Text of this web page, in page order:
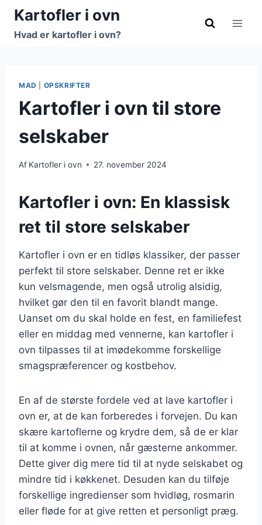
Fortsæt
indhold
Kartofler i ovn
Hvad er kartofler i ovn?
MAD OPSKRIFTER
Kartofler i ovn til store
selskaber
Af Kartofler i ovn 27. november 2024
Kartofler i ovn: En klassisk
ret til store selskaber
Kartofler i ovn er en tidløs klassiker, der passer
perfekt til store selskaber. Denne ret er ikke
kun velsmagende, men også utrolig alsidig,
hvilket gør den til en favorit blandt mange.
Uanset om du skal holde en fest, en familiefest
eller en middag med vennerne, kan kartofler i
ovn tilpasses til at imødekomme forskellige
smagspræferencer og kostbehov.
En af de største fordele ved at lave kartofler i
ovn er, at de kan forberedes i forvejen. Du kan
skære kartoflerne og krydre dem, så de er klar
til at komme i ovnen, når gæsterne ankommer.
Dette giver dig mere tid til at nyde selskabet og
mindre tid i køkkenet. Desuden kan du tilføje
forskellige ingredienser som hvidløg, rosmarin
eller fløde for at give retten et personligt præg.